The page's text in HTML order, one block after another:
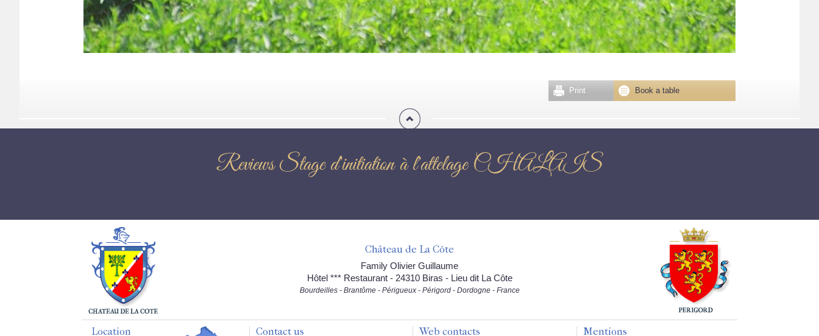
Book a table
Print
Reviews Stage d'initiation à l'attelage CHALAIS
Château de La Côte
Family Olivier Guillaume
Hôtel *** Restaurant - 24310 Biras - Lieu dit La Côte
Bourdeilles - Brantôme - Périgueux - Périgord - Dordogne - France
Location Contact us Web contacts Mentions